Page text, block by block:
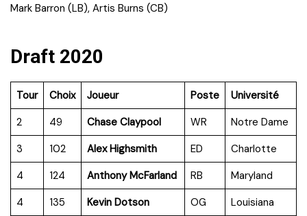
Mark Barron (LB), Artis Burns (CB)
Draft 2020
Tour Choix Joueur Poste
Université
2
49 Chase Claypool WR
Notre Dame
3
102 Alex Highsmith ED
Charlotte
4
124 Anthony McFarland RB
Maryland
4
135 Kevin Dotson OG
Louisiana